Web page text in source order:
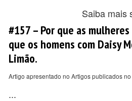
Saiba mais
#157 – Por que as
que os homens com Daisy
Limão.
Artigo apresentado no Artigos publicados
...